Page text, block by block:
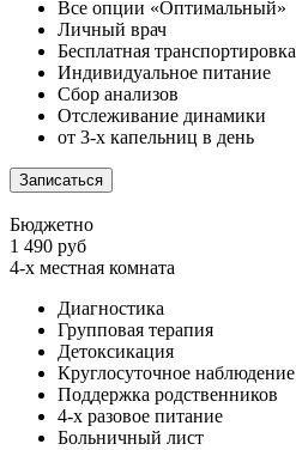
Все опции «Оптимальный»
Личный врач
Бесплатная транспортировка
Индивидуальное питание
Сбор анализов
Отслеживание динамики
от 3-х капельниц в день
Записаться
Бюджетно
1 490 руб
4-х местная комната
Диагностика
Групповая терапия
Детоксикация
Круглосуточное наблюдение
Поддержка родственников
4-х разовое питание
Больничный лист